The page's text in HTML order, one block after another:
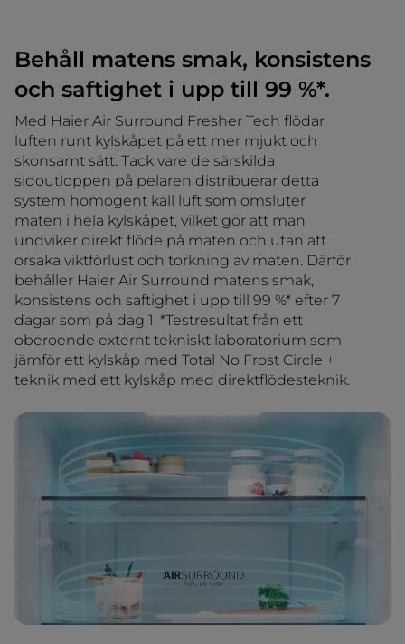
Behåll matens smak, konsistens
och saftighet i upp till 99 %*.
Med Haier Air Surround Fresher Tech flödar
luften runt kylskåpet på ett mer mjukt och
skonsamt sätt. Tack vare de särskilda
sidoutloppen på pelaren distribuerar detta
system homogent kall luft som omsluter
maten i hela kylskåpet, vilket gör att man
undviker direkt flöde på maten och utan att
orsaka viktförlust och torkning av maten. Därför
behåller Haier Air Surround matens smak,
konsistens och saftighet i upp till 99 %* efter 7
dagar som på dag 1. *Testresultat från ett
oberoende externt tekniskt laboratorium som
jämför ett kylskåp med Total No Frost Circle +
teknik med ett kylskåp med direktflödesteknik.